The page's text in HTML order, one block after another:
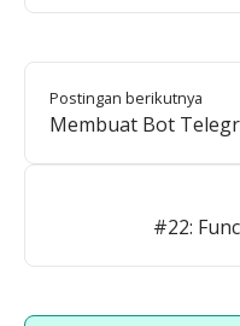
Postingan berikutnya
Membuat Bot
#22: